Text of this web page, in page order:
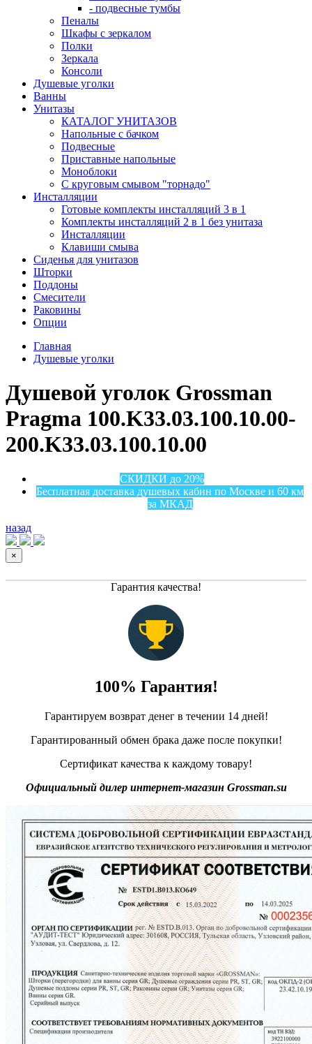
- подвесные тумбы
Пеналы
Шкафы с зеркалом
Полки
Зеркала
Консоли
Душевые уголки
Ванны
Унитазы
КАТАЛОГ УНИТАЗОВ
Напольные с бачком
Подвесные
Приставные напольные
Моноблоки
С круговым смывом "торнадо"
Инсталляции
Готовые комплекты инсталляций 3 в 1
Комплекты инсталляций 2 в 1 без унитаза
Инсталляции
Клавиши смыва
Сиденья для унитазов
Шторки
Поддоны
Смесители
Раковины
Опции
Главная
Душевые уголки
Душевой уголок Grossman
Pragma 100.K33.03.100.10.00-
200.K33.03.100.10.00
СКИДКИ до 20%
Бесплатная доставка душевых кабин по Москве и 60 км
за МКАД
назад
×
Гарантия качества!
100% Гарантия!
Гарантируем возврат денег в течении 14 дней!
Гарантированный обмен брака даже после покупки!
Сертификат качества к каждому товару!
Официальный дилер интернет-магазин Grossman.su